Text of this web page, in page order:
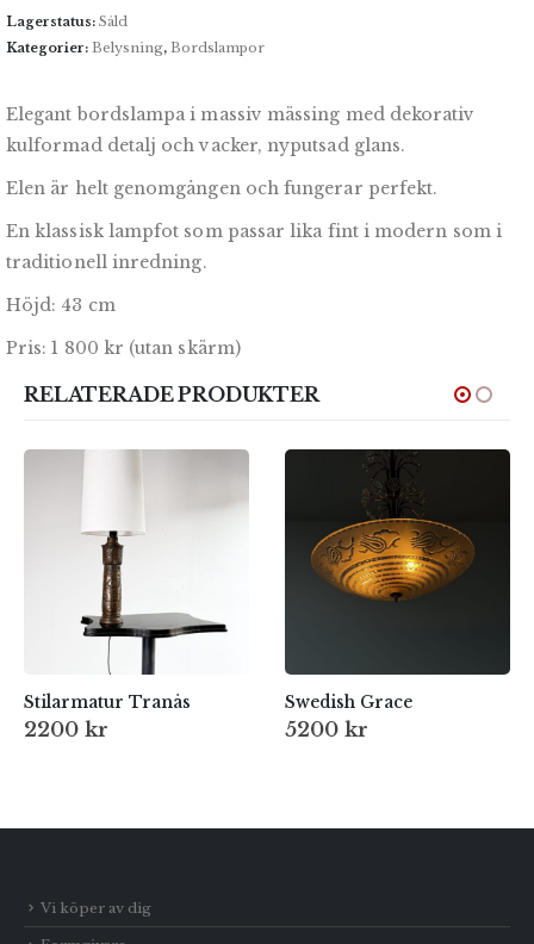
Lagerstatus: Såld
Kategorier: Belysning, Bordslampor
Elegant bordslampa i massiv mässing med dekorativ
kulformad detalj och vacker, nyputsad glans.
Elen är helt genomgången och fungerar perfekt.
En klassisk lampfot som passar lika fint i modern som i
traditionell inredning.
Höjd: 43 cm
Pris: 1 800 kr (utan skärm)
RELATERADE PRODUKTER
Stilarmatur Tranås
2200 kr
Swedish Grace
5200 kr
Vi köper av dig